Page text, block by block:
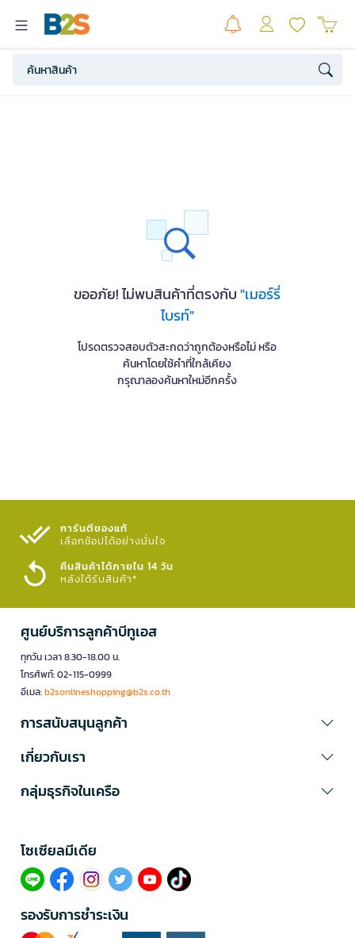
ขออภัย! ไม่พบสินค้าที่ตรงกับ"เมอร์รี่
ไบรท์"
โปรดตรวจสอบตัวสะกดว่าถูกต้องหรือไม่ หรือ
ค้นหาโดยใช้คำที่ใกล้เคียง
กรุณาลองค้นหาใหม่อีกครั้ง
การันตีของแท้
เลือกช้อปได้อย่างมั่นใจ​
คืนสินค้าได้ภายใน 14 วัน
หลังได้รับสินค้า*
ศูนย์บริการลูกค้าบีทูเอส
ทุกวัน เวลา 8.30-18.00 น.
โทรศัพท์: 02-115-0999
อีเมล:b2sonlineshopping@b2s.co.th
การสนับสนุนลูกค้า
เกี่ยวกับเรา
กลุ่มธุรกิจในเครือ
โซเซียลมีเดีย​
รองรับการชำระเงิน